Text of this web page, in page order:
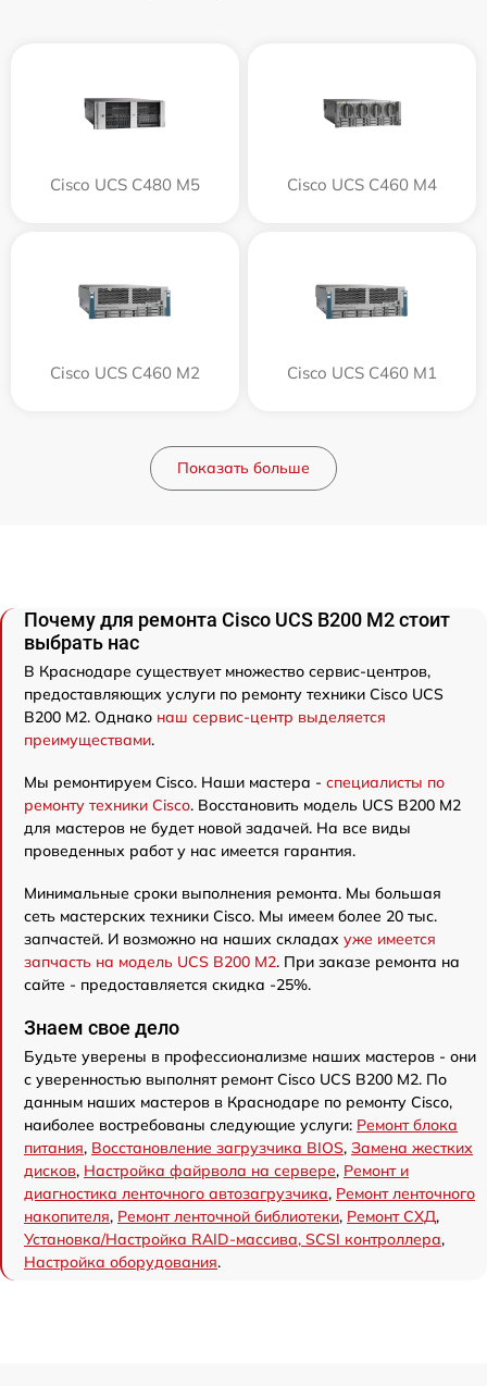
Cisco UCS C480 M5 Cisco UCS C460 M4
Cisco UCS C460 M2 Cisco UCS C460 M1
Показать больше
Почему для ремонта Cisco UCS B200 M2 стоит
выбрать нас
В Краснодаре существует множество сервис-центров,
предоставляющих услуги по ремонту техники Cisco UCS
B200 M2. Однако наш сервис-центр выделяется
преимуществами.
Мы ремонтируем Cisco. Наши мастера - специалисты по
ремонту техники Cisco. Восстановить модель UCS B200 M2
для мастеров не будет новой задачей. На все виды
проведенных работ у нас имеется гарантия.
Минимальные сроки выполнения ремонта. Мы большая
сеть мастерских техники Cisco. Мы имеем более 20 тыс.
запчастей. И возможно на наших складах уже имеется
запчасть на модель UCS B200 M2. При заказе ремонта на
сайте - предоставляется скидка -25%.
Знаем свое дело
Будьте уверены в профессионализме наших мастеров - они
с уверенностью выполнят ремонт Cisco UCS B200 M2. По
данным наших мастеров в Краснодаре по ремонту Cisco,
наиболее востребованы следующие услуги: Ремонт блока
питания, Восстановление загрузчика BIOS, Замена жестких
дисков, Настройка файрвола на сервере, Ремонт и
диагностика ленточного автозагрузчика, Ремонт ленточного
накопителя, Ремонт ленточной библиотеки, Ремонт СХД,
Установка/Настройка RAID-массива, SCSI контроллера,
Настройка оборудования.